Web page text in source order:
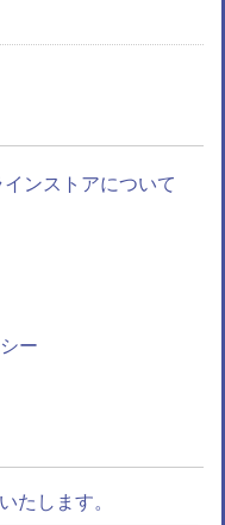
インストアについて
ー
たします。